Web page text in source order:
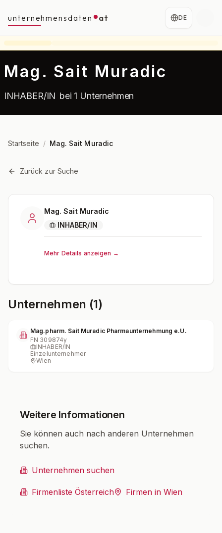
unternehmensdaten at DE
Mag. Sait Muradic
INHABER/IN bei 1 Unternehmen
Startseite / Mag. Sait Muradic
Zurück zur Suche
Mag. Sait Muradic
INHABER/IN
Mehr Details anzeigen →
Unternehmen (1)
Mag.pharm. Sait Muradic Pharmaunternehmung e.U.
FN 309874y
INHABER/IN
Einzelunternehmer
Wien
Weitere Informationen
Sie können auch nach anderen Unternehmen
suchen.
Unternehmen suchen
Firmenliste Österreich Firmen in Wien